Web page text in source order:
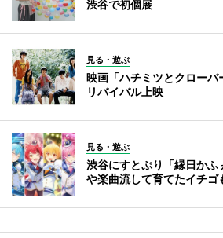
渋谷で初個展
見る・遊ぶ
映画「ハチミツとクロー
リバイバル上映
見る・遊ぶ
渋谷にすとぷり「縁日か
や楽曲流して育てたイチゴ